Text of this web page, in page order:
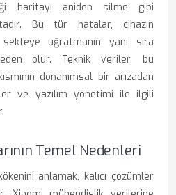
haritayı aniden silme gibi
Bu tür hatalar, cihazın
uğratmanın yanı sıra
olur. Teknik veriler, bu
donanımsal bir arızadan
ve yazılım yönetimi ile ilgili
Temel Nedenleri
anlamak, kalıcı çözümler